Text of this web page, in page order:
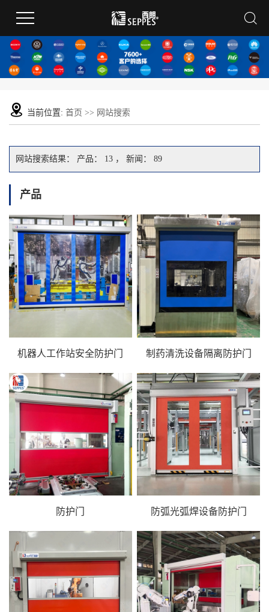
当前位置: 首页 >> 网站搜索
网站搜索结果： 产品： 13 ， 新闻： 89
产品
机器人工作站安全防护门 制药清洗设备隔离防护门
防护门 防弧光弧焊设备防护门